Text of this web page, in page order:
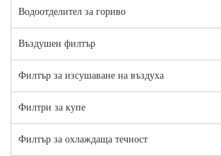
Водоотделител за гориво
Въздушен филтър
Филтър за изсушаване на въздуха
Филтри за купе
Филтър за охлаждаща течност